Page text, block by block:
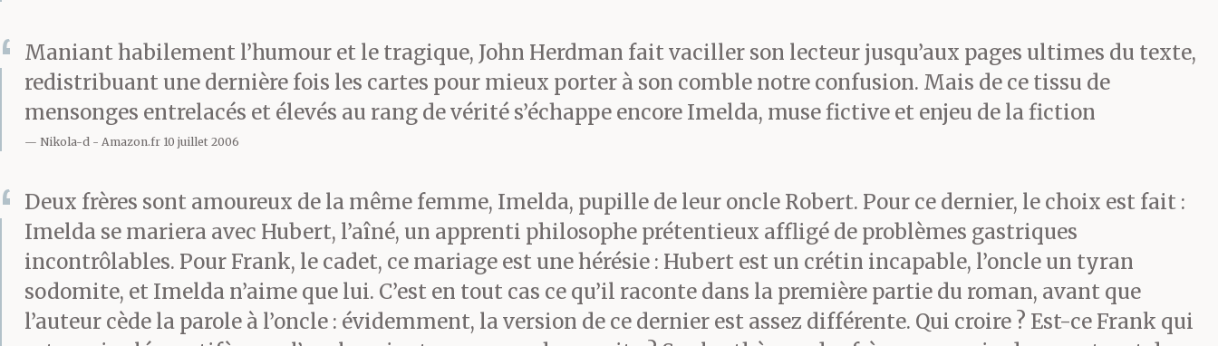
étaient grands, gris et doux, les yeux d’une
colombe.
Avec quelle force expressive ces yeux allaient
souvent se poser sur moi, dans les années à venir !
Mais à ce moment précis, c’était de la curiosité, de
Maniant habilement l’humour et le tragique, John Herdman fait vaciller son lecteur jusqu’aux pages ultimes du texte,
redistribuant une dernière fois les cartes pour mieux porter à son comble notre confusion. Mais de ce tissu de
mensonges entrelacés et élevés au rang de vérité s’échappe encore Imelda, muse fictive et enjeu de la fiction
Nikola-d Amazon.fr 10 juillet 2006
Deux frères sont amoureux de la même femme, Imelda, pupille de leur oncle Robert. Pour ce dernier, le choix est fait :
Imelda se mariera avec Hubert, l’aîné, un apprenti philosophe prétentieux affligé de problèmes gastriques
incontrôlables. Pour Frank, le cadet, ce mariage est une hérésie : Hubert est un crétin incapable, l’oncle un tyran
sodomite, et Imelda n’aime que lui. C’est en tout cas ce qu’il raconte dans la première partie du roman, avant que
l’auteur cède la parole à l’oncle : évidemment, la version de ce dernier est assez différente. Qui croire ? Est-ce Frank qui